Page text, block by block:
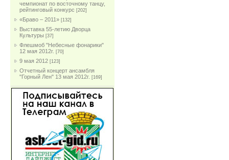
чемпионат по восточному танцу,
рейтинговый конкурс [202]
«Браво – 2011» [132]
Выставка 55-летию Дворца
Культуры [37]
Флешмоб "Небесные фонарики"
12 мая 2012г. [70]
9 мая 2012 [123]
Отчетный концерт ансамбля
"Горный Лен" 13 мая 2012г. [169]